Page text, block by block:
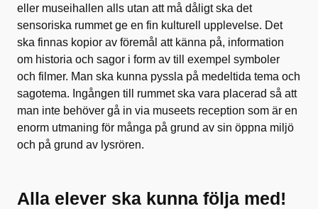
eller museihallen alls utan att må dåligt ska det
sensoriska rummet ge en fin kulturell upplevelse. Det
ska finnas kopior av föremål att känna på, information
om historia och sagor i form av till exempel symboler
och filmer. Man ska kunna pyssla på medeltida tema och
sagotema. Ingången till rummet ska vara placerad så att
man inte behöver gå in via museets reception som är en
enorm utmaning för många på grund av sin öppna miljö
och på grund av lysrören.
Alla elever ska kunna följa med!